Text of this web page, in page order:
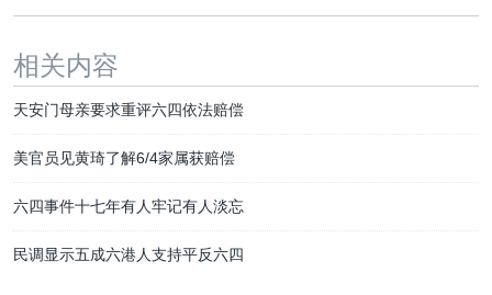
台海两岸关系
关注西藏
关注新疆
GEN Z 看美国
其他语言网站
相关内容
天安门母亲要求重评六四依法赔偿
美官员见黄琦了解6/4家属获赔偿
六四事件十七年有人牢记有人淡忘
民调显示五成六港人支持平反六四